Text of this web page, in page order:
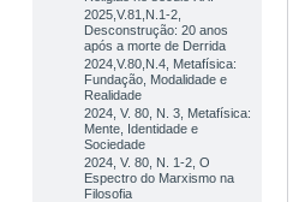
2025,V.81,N.1-2,
Desconstrução: 20 anos
após a morte de Derrida
2024,V.80,N.4, Metafísica:
Fundação, Modalidade e
Realidade
2024, V. 80, N. 3, Metafísica:
Mente, Identidade e
Sociedade
2024, V. 80, N. 1-2, O
Espectro do Marxismo na
Filosofia